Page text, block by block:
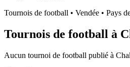
Tournois de football • Vendée • Pays
Tournois de football à
Aucun tournoi de football publié à